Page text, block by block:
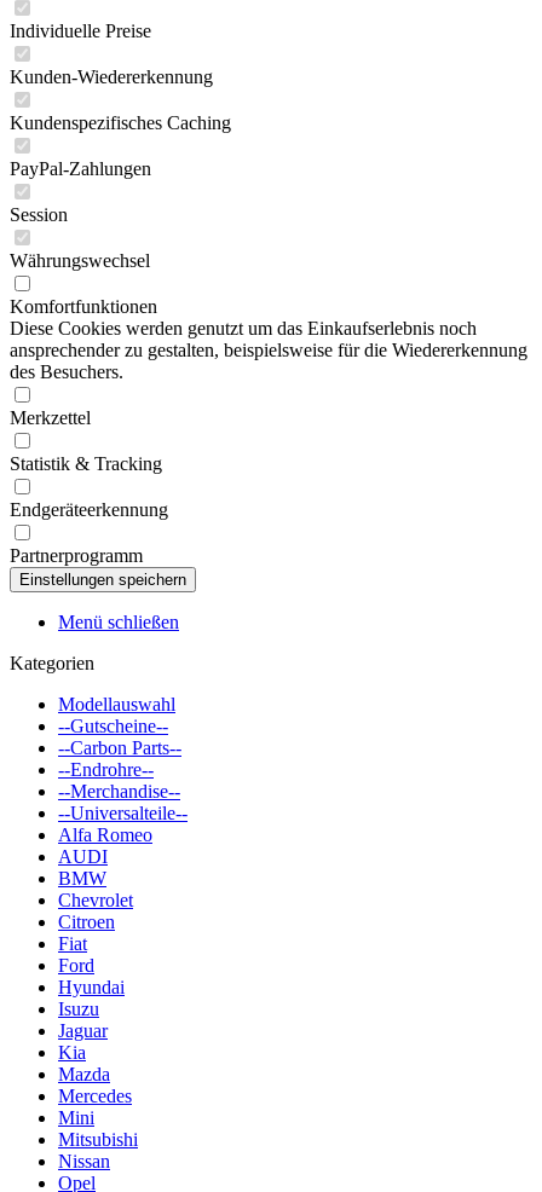
Individuelle Preise
Kunden-Wiedererkennung
Kundenspezifisches Caching
PayPal-Zahlungen
Session
Währungswechsel
Komfortfunktionen
Diese Cookies werden genutzt um das Einkaufserlebnis noch
ansprechender zu gestalten, beispielsweise für die Wiedererkennung
des Besuchers.
Merkzettel
Statistik & Tracking
Endgeräteerkennung
Partnerprogramm
Menü schließen
Kategorien
Modellauswahl
--Gutscheine--
--Carbon Parts--
--Endrohre--
--Merchandise--
--Universalteile--
Alfa Romeo
AUDI
BMW
Chevrolet
Citroen
Fiat
Ford
Hyundai
Isuzu
Jaguar
Kia
Mazda
Mercedes
Mini
Mitsubishi
Nissan
Opel